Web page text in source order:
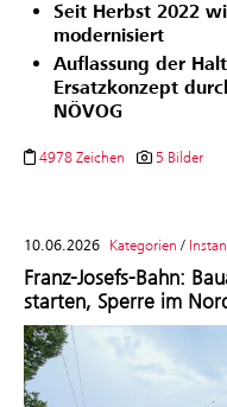
Seit Herbst 2022
modernisiert
Auflassung der
Ersatzkonzept
NÖVOG
4978 Zeichen 5 Bilder
10.06.2026 Kategorien /
Franz‑Josefs‑Bahn:
starten, Sperre im